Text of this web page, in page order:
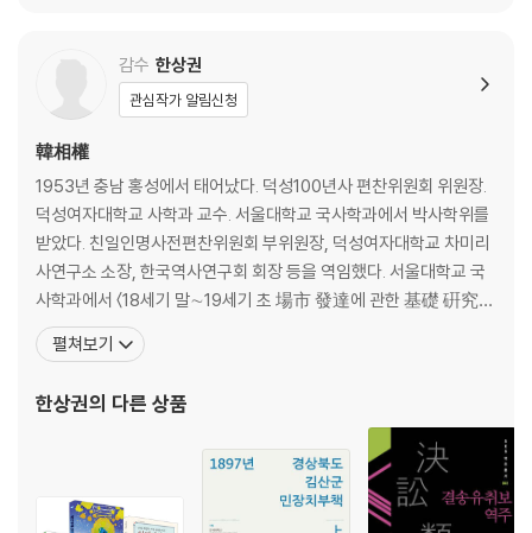
감수 한상권
관심작가 알림신청
韓相權
1953년 충남 홍성에서 태어났다. 덕성100년사 편찬위원회 위원장.
덕성여자대학교 사학과 교수. 서울대학교 국사학과에서 박사학위를
받았다. 친일인명사전편찬위원회 부위원장, 덕성여자대학교 차미리
사연구소 소장, 한국역사연구회 회장 등을 역임했다. 서울대학교 국
사학과에서 〈18세기 말∼19세기 초 場市 發達에 관한 基礎 硏究：
慶尙道 地方을 중심으로〉로 석사 학위를, 〈朝鮮 後期 社會 問題
와 訴? 制度의 發達：正祖代 上言·擊錚의 分析을 중심으로〉로
대 사학과 교수로 재직하고 있다. 《朝鮮 後期 社會와 訴? 制度》로
펼쳐보기
한상권의 다른 상품